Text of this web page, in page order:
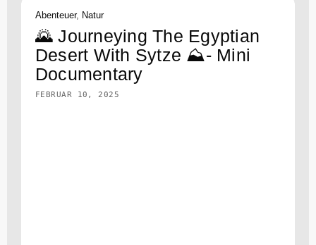
Abenteuer, Natur
🌄 Journeying The Egyptian
Desert With Sytze ⛰️- Mini
Documentary
FEBRUAR 10, 2025